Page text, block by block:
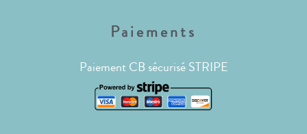
Paiements
Paiement CB sécurisé STRIPE